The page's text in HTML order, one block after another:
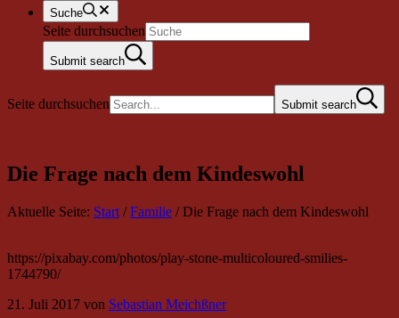
Suche
Seite durchsuchen
Submit search
Seite durchsuchen Submit search
Die Frage nach dem Kindeswohl
Aktuelle Seite: Start / Familie /Die Frage nach dem Kindeswohl
https://pixabay.com/photos/play-stone-multicoloured-smilies-
1744790/
21. Juli 2017 von Sebastian Meichßner